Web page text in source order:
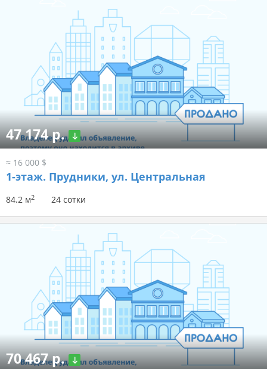
47 174 р.
≈ 16 000 $
1-этаж. Прудники, ул. Центральная
84.2 м2 24 сотки
70 467 р.